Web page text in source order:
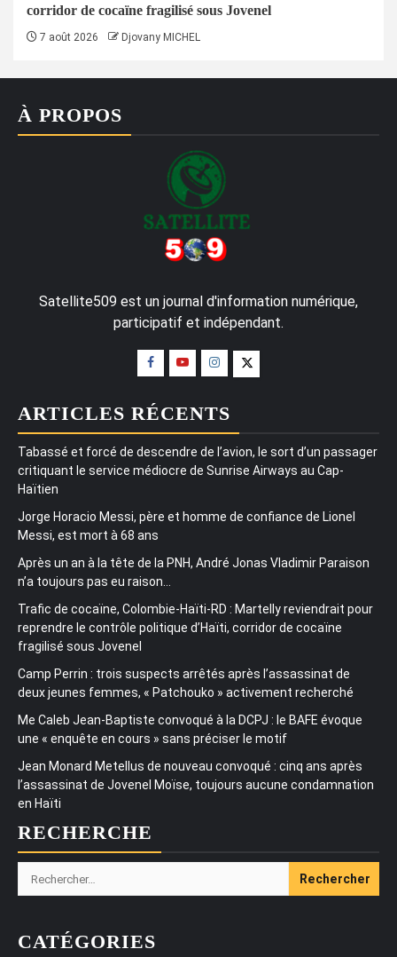
corridor de cocaïne fragilisé sous Jovenel
7 août 2026 Djovany MICHEL
À PROPOS
Satellite509 est un journal d'information numérique,
participatif et indépendant.
ARTICLES RÉCENTS
Tabassé et forcé de descendre de l’avion, le sort d’un passager
critiquant le service médiocre de Sunrise Airways au Cap-
Haïtien
Jorge Horacio Messi, père et homme de confiance de Lionel
Messi, est mort à 68 ans
Après un an à la tête de la PNH, André Jonas Vladimir Paraison
n’a toujours pas eu raison…
Trafic de cocaïne, Colombie-Haïti-RD : Martelly reviendrait pour
reprendre le contrôle politique d’Haïti, corridor de cocaïne
fragilisé sous Jovenel
Camp Perrin : trois suspects arrêtés après l’assassinat de
deux jeunes femmes, « Patchouko » activement recherché
Me Caleb Jean-Baptiste convoqué à la DCPJ : le BAFE évoque
une « enquête en cours » sans préciser le motif
Jean Monard Metellus de nouveau convoqué : cinq ans après
l’assassinat de Jovenel Moïse, toujours aucune condamnation
en Haïti
RECHERCHE
Rechercher :
CATÉGORIES